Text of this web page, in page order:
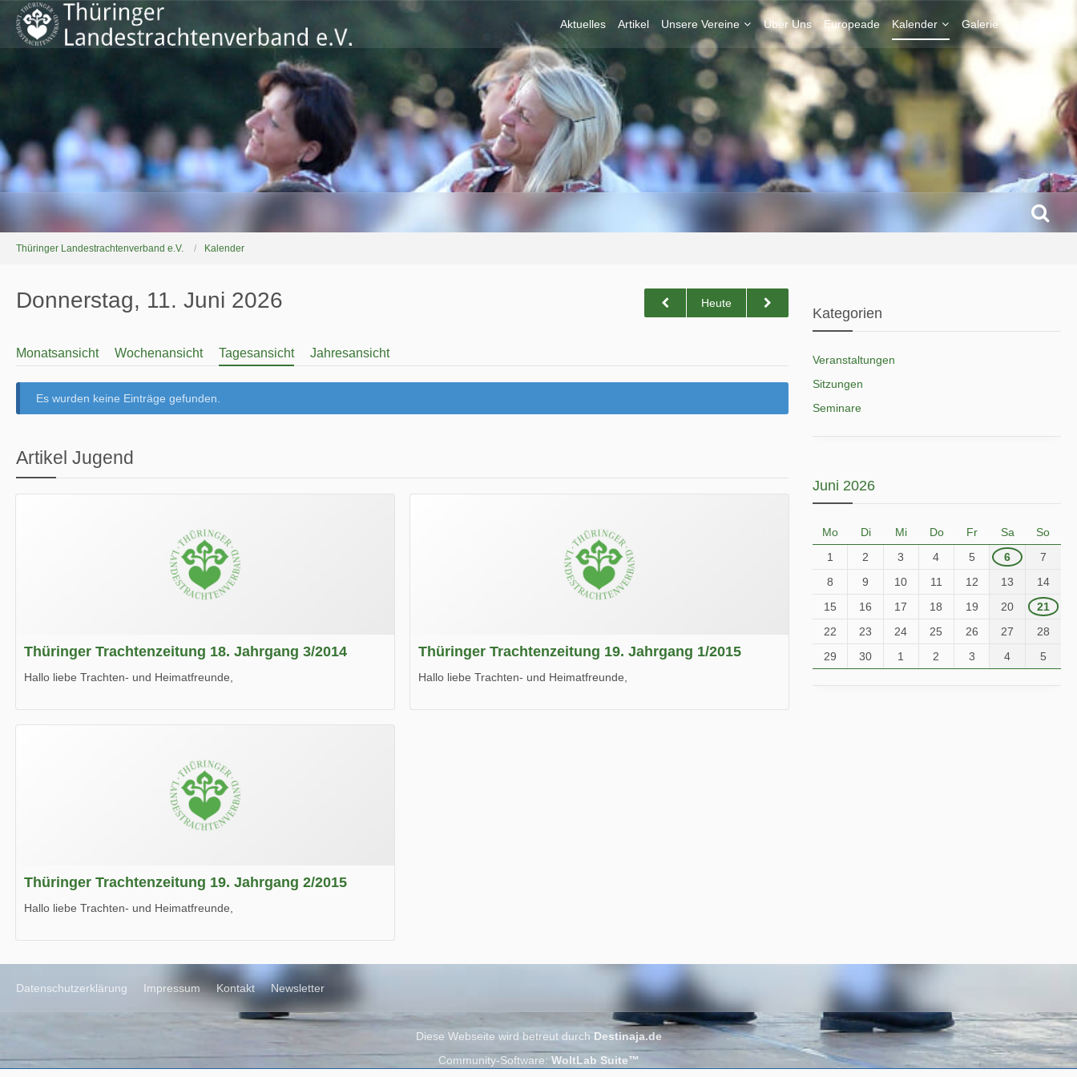
Aktuelles Artikel Unsere Vereine Über Uns Europeade Kalender Galerie
Thüringer Landestrachtenverband e.V. Kalender
Donnerstag, 11. Juni 2026 Heute
Monatsansicht Wochenansicht Tagesansicht Jahresansicht
Es wurden keine Einträge gefunden.
Artikel Jugend
Thüringer Trachtenzeitung 18. Jahrgang 3/2014
Hallo liebe Trachten- und Heimatfreunde,
Wir wünschen Euch viel Spaß beim Lesen.
Thüringer Trachtenzeitung 19. Jahrgang 1/2015
Hallo liebe Trachten- und Heimatfreunde,
Thüringer Trachtenzeitung 19. Jahrgang 2/2015
Hallo liebe Trachten- und Heimatfreunde,
Kategorien
Veranstaltungen
Sitzungen
Seminare
Juni 2026
Mo Di Mi Do Fr Sa
So
1
2 3 4 5 6
7
8
9 10 11 12 13
14
15
16 17 18 19 20
21
22
23 24 25 26 27
28
29
30 1 2 3 4 5
Datenschutzerklärung Impressum Kontakt Newsletter
Diese Webseite wird betreut durch Destinaja.de
Community-Software: WoltLab Suite™